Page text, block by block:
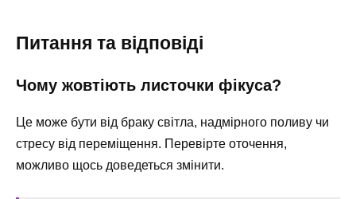
Питання та відповіді
Чому жовтіють листочки фікуса?
Це може бути від браку світла, надмірного поливу чи
стресу від переміщення. Перевірте оточення,
можливо щось доведеться змінити.